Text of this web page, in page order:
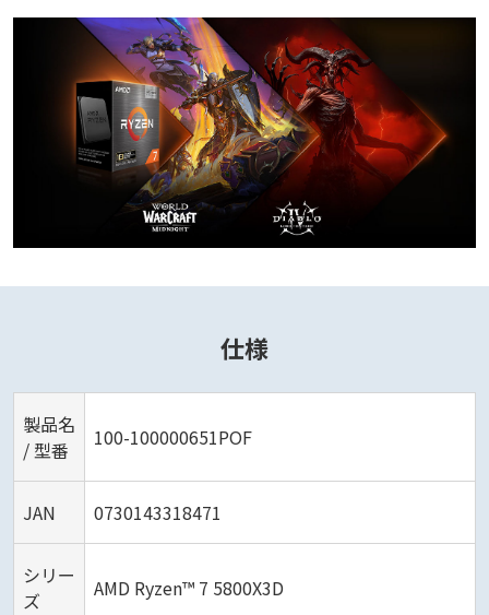
仕様
製品名
/ 型番
100-100000651POF
JAN 0730143318471
シリー
ズ
AMD Ryzen™ 7 5800X3D